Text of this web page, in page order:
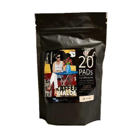
n
g
: